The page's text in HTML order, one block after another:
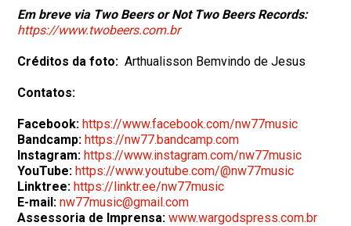
Em breve via Two Beers or Not Two Beers Records:
https://www.twobeers.com.br
Créditos da foto: Arthualisson Bemvindo de Jesus
Contatos:
Facebook:https://www.facebook.com/nw77music
Bandcamp:https://nw77.bandcamp.com
Instagram: https://www.instagram.com/nw77music
YouTube:https://www.youtube.com/@nw77music
Linktree:https://linktr.ee/nw77music
E-mail: nw77music@gmail.com
Assessoria de Imprensa:www.wargodspress.com.br